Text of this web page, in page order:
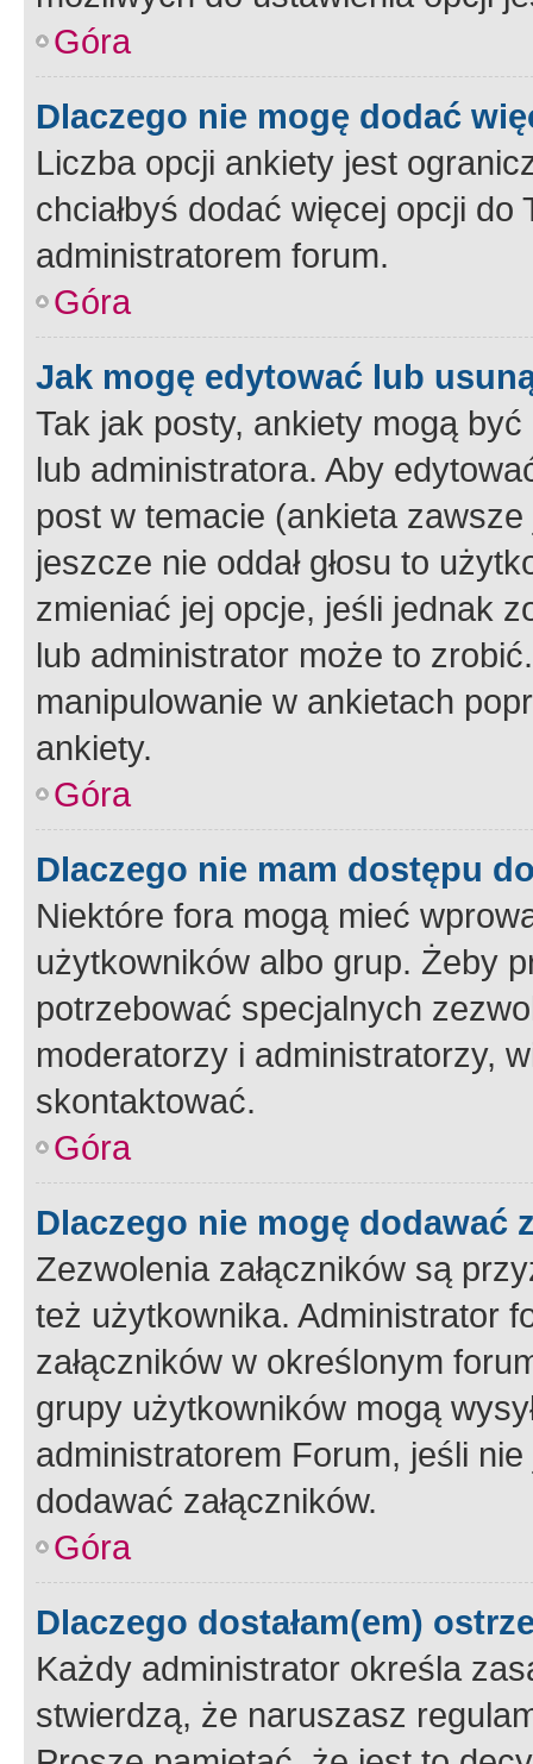
Góra
Dlaczego nie mogę dodać
Liczba opcji ankiety jest
chciałbyś dodać więcej opcji
administratorem forum.
Góra
Jak mogę edytować lub
Tak jak posty, ankiety mogą
lub administratora. Aby
post w temacie (ankieta
jeszcze nie oddał głosu to
zmieniać jej opcje, jeśli jednak
lub administrator może to
manipulowanie w ankietach
ankiety.
Góra
Dlaczego nie mam dostępu
Niektóre fora mogą mieć
użytkowników albo grup. Żeby
potrzebować specjalnych
moderatorzy i administratorzy,
skontaktować.
Góra
Dlaczego nie mogę dodawać
Zezwolenia załączników są
też użytkownika. Administrator
załączników w określonym
grupy użytkowników mogą
administratorem Forum, jeśli
dodawać załączników.
Góra
Dlaczego dostałam(em)
Każdy administrator określa
stwierdzą, że naruszasz